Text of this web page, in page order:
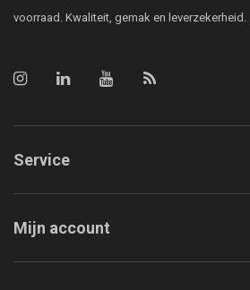
voorraad. Kwaliteit, gemak en leverzekerheid.
Service
Mijn account